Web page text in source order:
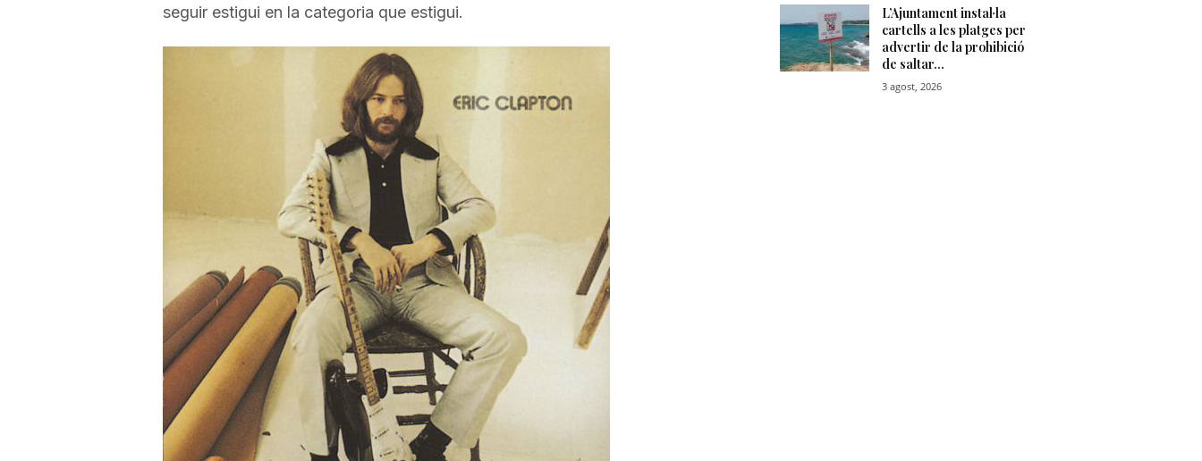
e
r
a
g
seguir estigui en la categoria que estigui.